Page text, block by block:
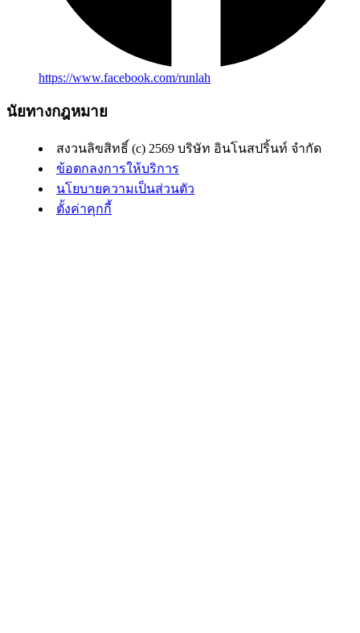
https://www.facebook.com/runlah
นัยทางกฎหมาย
สงวนลิขสิทธิ์ (c) 2569 บริษัท อินโนสปริ้นท์ จำกัด
ข้อตกลงการให้บริการ
นโยบายความเป็นส่วนตัว
ตั้งค่าคุกกี้